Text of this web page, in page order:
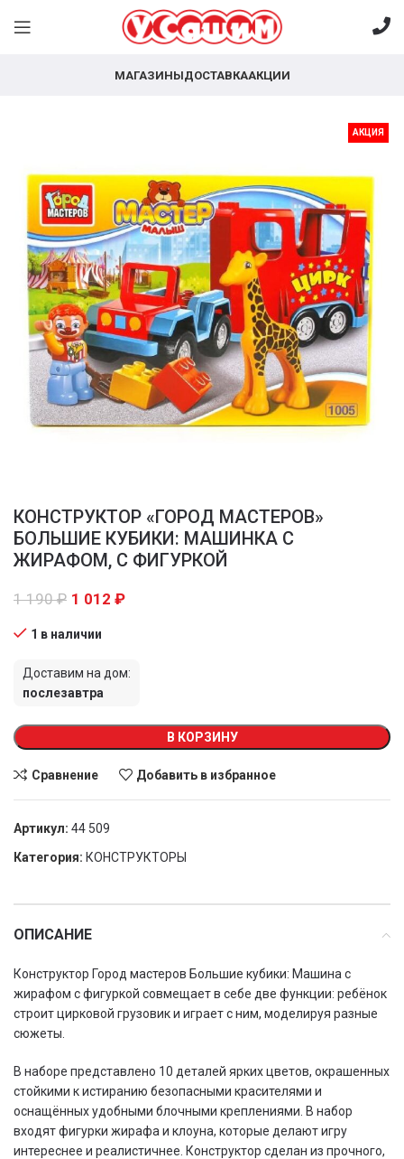
МАГАЗИНЫДОСТАВКААКЦИИ
АКЦИЯ
КОНСТРУКТОР «ГОРОД МАСТЕРОВ»
БОЛЬШИЕ КУБИКИ: МАШИНКА С
ЖИРАФОМ, С ФИГУРКОЙ
1 190₽ 1 012 ₽
1 в наличии
Доставим на дом:
послезавтра
В КОРЗИНУ
Сравнение Добавить в избранное
Артикул: 44 509
Категория: КОНСТРУКТОРЫ
ОПИСАНИЕ
Конструктор Город мастеров Большие кубики: Машина с
жирафом с фигуркой совмещает в себе две функции: ребёнок
строит цирковой грузовик и играет с ним, моделируя разные
сюжеты.
В наборе представлено 10 деталей ярких цветов, окрашенных
стойкими к истиранию безопасными красителями и
оснащённых удобными блочными креплениями. В набор
входят фигурки жирафа и клоуна, которые делают игру
интереснее и реалистичнее. Конструктор сделан из прочного,